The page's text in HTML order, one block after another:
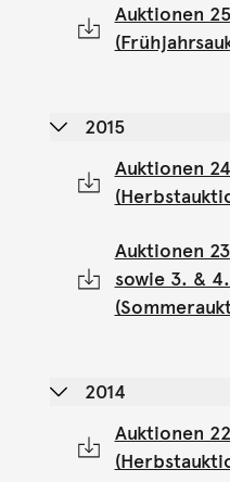
Auktionen
2015
Auktionen
Auktionen
sowie 3. &
2014
Auktionen